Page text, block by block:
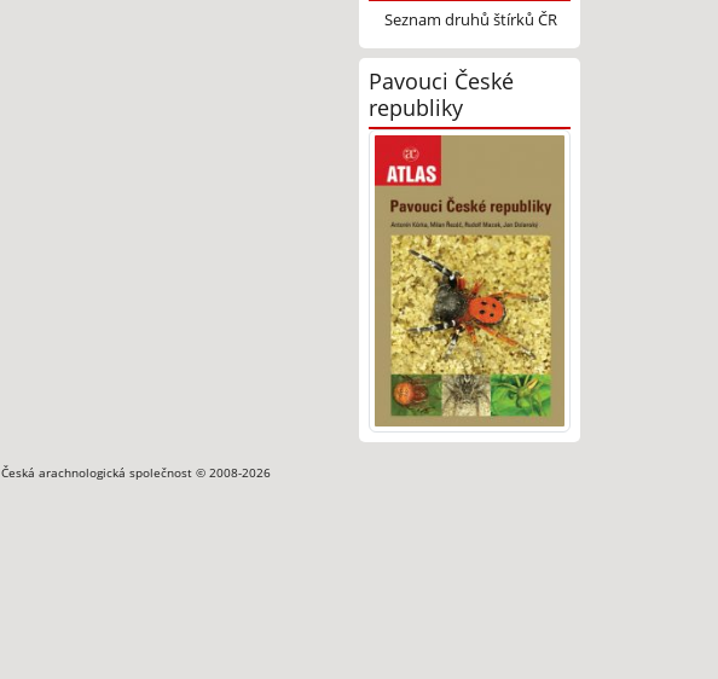
Seznam druhů štírků ČR
Pavouci České
republiky
Česká arachnologická společnost © 2008-2026